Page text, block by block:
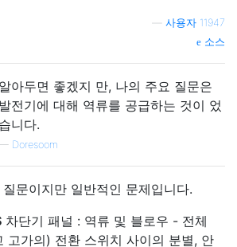
사용자 11947
소스
알아두면 좋겠지 만, 나의 주요 질문은
발전기에 대해 역류를 공급하는 것이 었
습니다.
Doresoom
질문이지만 일반적인 문제입니다.
차단기 패널 : 역류 및 블로우 - 전체
고가의) 전환 스위치 사이의 분별, 안